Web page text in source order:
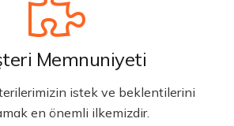
Memnuniyeti
istek ve beklentilerini
en önemli ilkemizdir.